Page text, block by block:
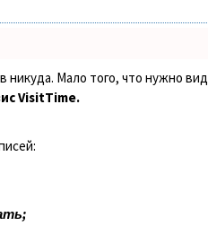
Мало того, что нужно
VisitTime.